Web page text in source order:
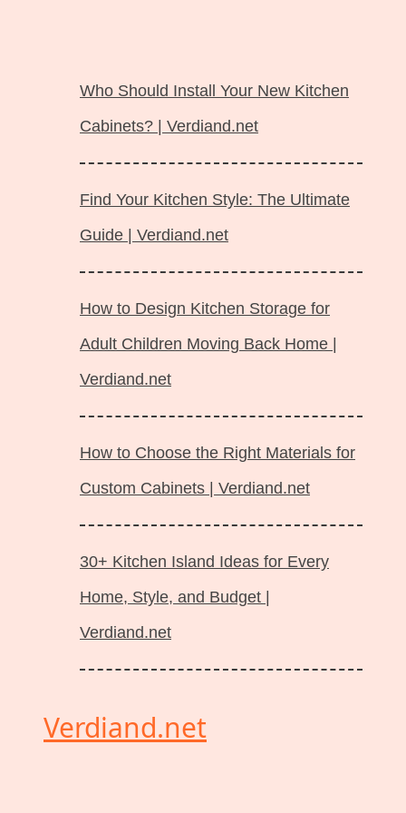
Who Should Install Your New Kitchen
Cabinets? | Verdiand.net
Find Your Kitchen Style: The Ultimate
Guide | Verdiand.net
How to Design Kitchen Storage for
Adult Children Moving Back Home |
Verdiand.net
How to Choose the Right Materials for
Custom Cabinets | Verdiand.net
30+ Kitchen Island Ideas for Every
Home, Style, and Budget |
Verdiand.net
Verdiand.net